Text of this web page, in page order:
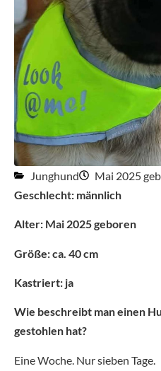
Junghund Mai 2025
Geschlecht: männlich
Alter: Mai 2025 geboren
Größe: ca. 40 cm
Kastriert: ja
Wie beschreibt man einen
gestohlen hat?
Eine Woche. Nur sieben Tage.